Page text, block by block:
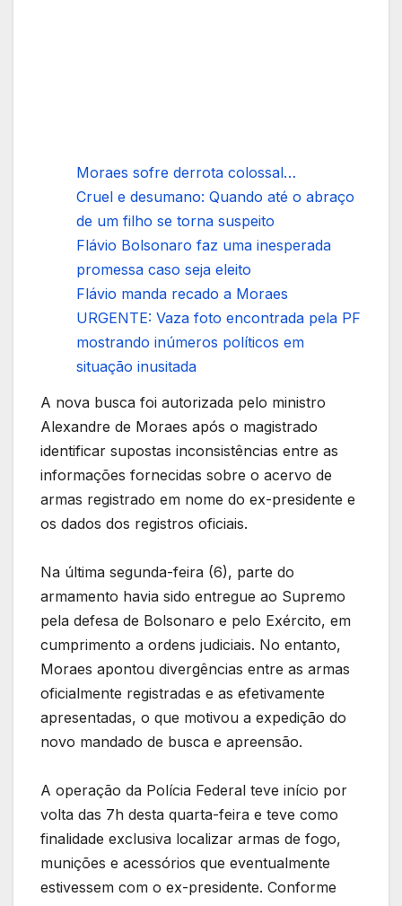
Moraes sofre derrota colossal…
Cruel e desumano: Quando até o abraço
de um filho se torna suspeito
Flávio Bolsonaro faz uma inesperada
promessa caso seja eleito
Flávio manda recado a Moraes
URGENTE: Vaza foto encontrada pela PF
mostrando inúmeros políticos em
situação inusitada
A nova busca foi autorizada pelo ministro
Alexandre de Moraes após o magistrado
identificar supostas inconsistências entre as
informações fornecidas sobre o acervo de
armas registrado em nome do ex-presidente e
os dados dos registros oficiais.
Na última segunda-feira (6), parte do
armamento havia sido entregue ao Supremo
pela defesa de Bolsonaro e pelo Exército, em
cumprimento a ordens judiciais. No entanto,
Moraes apontou divergências entre as armas
oficialmente registradas e as efetivamente
apresentadas, o que motivou a expedição do
novo mandado de busca e apreensão.
A operação da Polícia Federal teve início por
volta das 7h desta quarta-feira e teve como
finalidade exclusiva localizar armas de fogo,
munições e acessórios que eventualmente
estivessem com o ex-presidente. Conforme